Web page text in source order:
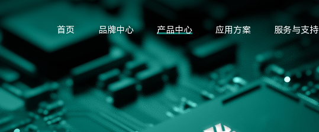
首页 品牌中心 产品中心 应用方案 服务与支持